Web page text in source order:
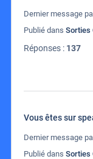
Dernier message
Publié dans Sorties
Réponses : 137
Vous êtes sur
Dernier message
Publié dans Sorties